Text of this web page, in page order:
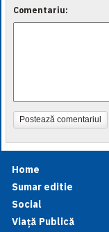
Comentariu:
Postează comentariul
Home
Sumar editie
Social
Viață Publică